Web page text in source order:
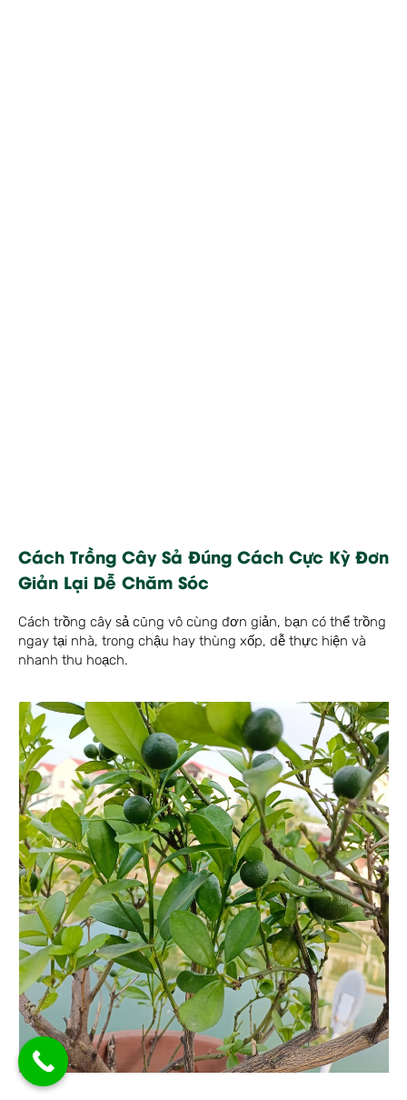
Cách Trồng Cây Sả Đúng Cách Cực Kỳ Đơn
Giản Lại Dễ Chăm Sóc
Cách trồng cây sả cũng vô cùng đơn giản, bạn có thể trồng
ngay tại nhà, trong chậu hay thùng xốp, dễ thực hiện và
nhanh thu hoạch.